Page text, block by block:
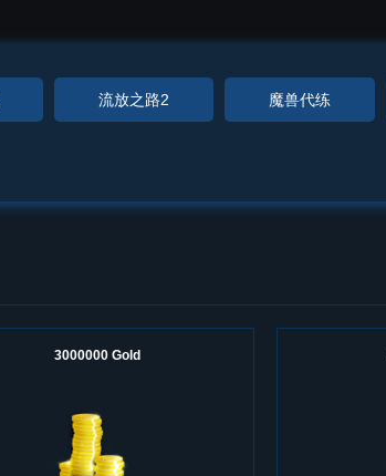
流放之路2 魔兽代练
3000000 Gold